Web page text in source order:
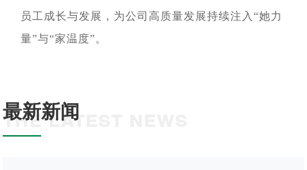
员工成长与发展，为公司高质量发展持续注入“她力
量”与“家温度”。
THE LATEST NEWS
最新新闻